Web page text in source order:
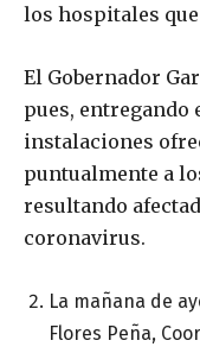
los hospitales
El Gobernador
pues, entregando
instalaciones
puntualmente a
resultando
coronavirus.
La mañana de
Flores Peña,